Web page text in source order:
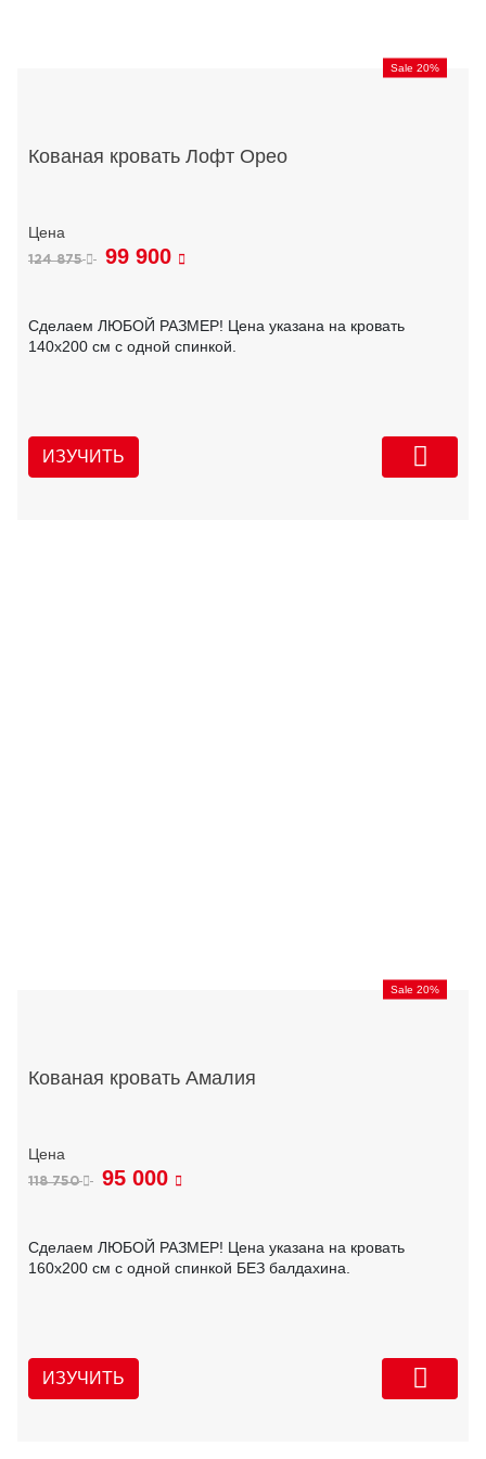
Sale 20%
Кованая кровать Лофт Орео
124 875 99 900
Сделаем ЛЮБОЙ РАЗМЕР! Цена указана на кровать
140х200 см с одной спинкой.
ИЗУЧИТЬ
Sale 20%
Кованая кровать Амалия
118 750 95 000
Сделаем ЛЮБОЙ РАЗМЕР! Цена указана на кровать
160х200 см с одной спинкой БЕЗ балдахина.
ИЗУЧИТЬ